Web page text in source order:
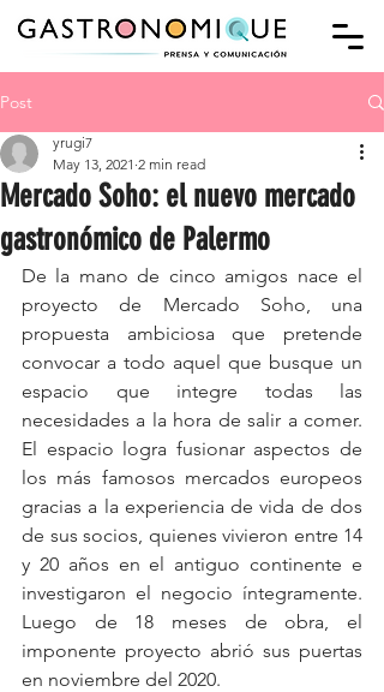
Post
Mercado Soho: el nuevo mercado
gastronómico de Palermo
yrugi7
May 13, 2021 2 min read
De la mano de cinco amigos nace el
proyecto de Mercado Soho, una
propuesta ambiciosa que pretende
convocar a todo aquel que busque un
espacio que integre todas las
necesidades a la hora de salir a comer.
El espacio logra fusionar aspectos de
los más famosos mercados europeos
gracias a la experiencia de vida de dos
de sus socios, quienes vivieron entre 14
y 20 años en el antiguo continente e
investigaron el negocio íntegramente.
Luego de 18 meses de obra, el
imponente proyecto abrió sus puertas
en noviembre del 2020.